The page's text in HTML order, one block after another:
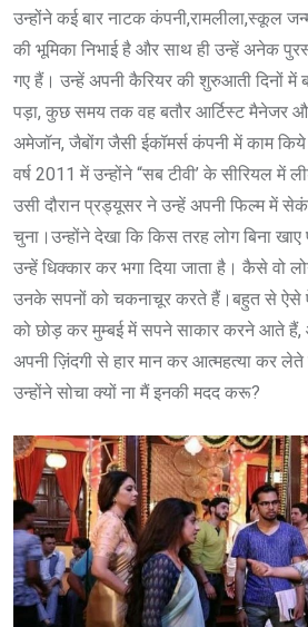
उन्होंने कई बार नाटक कंपनी,रामलीला,स्कूल
की भूमिका निभाई है और साथ ही उन्हें अनेक
गए हैं। उन्हें अपनी कैरियर की शुरुआती दिनों में
पड़ा, कुछ समय तक वह बतौर आर्टिस्ट मैनेजर
अमेजॉन, जैबोंग जैसी ईकॉमर्स कंपनी में काम
वर्ष 2011 में उन्होंने “सब टीवी’ के सीरियल में
उसी दौरान प्रड्यूसर ने उन्हें अपनी फिल्म में
चुना।उन्होंने देखा कि किस तरह लोग बिना
उन्हें धिक्कार कर भगा दिया जाता है। कैसे वो
उनके सपनों को चकनाचूर करते हैं।बहुत से ऐसे
को छोड़ कर मुम्बई में सपने साकार करने आते हैं,
अपनी ज़िंदगी से हार मान कर आत्महत्या कर
उन्होंने सोचा क्यों ना मैं इनकी मदद करू?